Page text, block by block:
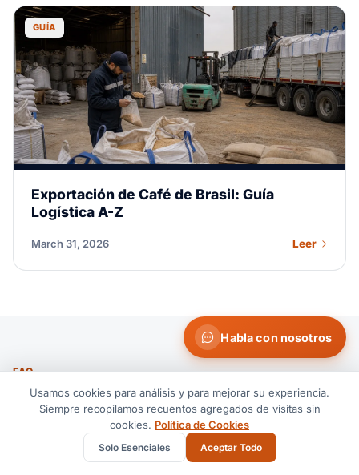
GUÍA
Exportación de Café de Brasil: Guía
Logística A-Z
March 31, 2026 Leer
FAQ
Preguntas frecuentes
sobre Logística de
Alimentos y Bebidas.
Habla con nosotros
Usamos cookies para análisis y para mejorar su experiencia.
Siempre recopilamos recuentos agregados de visitas sin
cookies. Política de Cookies
Solo Esenciales Aceptar Todo